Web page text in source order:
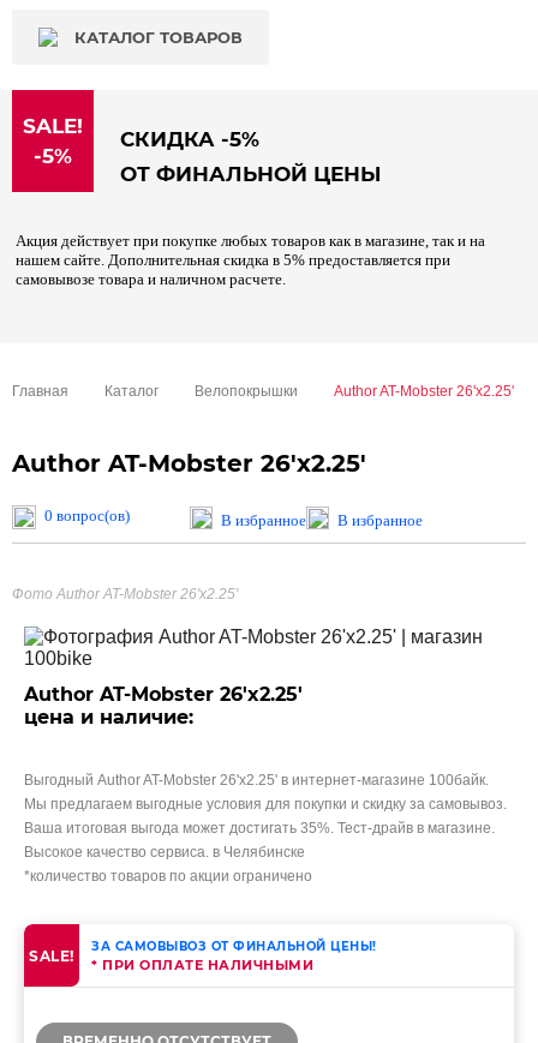
КАТАЛОГ ТОВАРОВ
SALE!
-5%
СКИДКА -5%
ОТ ФИНАЛЬНОЙ ЦЕНЫ
Акция действует при покупке любых товаров как в магазине, так и на
нашем сайте. Дополнительная скидка в 5% предоставляется при
самовывозе товара и наличном расчете.
Главная Каталог Велопокрышки Author AT-Mobster 26'x2.25'
Author AT-Mobster 26'x2.25'
0 вопрос(ов) В избранное В избранное
Фото Author AT-Mobster 26'x2.25'
Author AT-Mobster 26'x2.25'
цена и наличие:
Выгодный Author AT-Mobster 26'x2.25' в интернет-магазине 100байк.
Мы предлагаем выгодные условия для покупки и скидку за самовывоз.
Ваша итоговая выгода может достигать 35%. Тест-драйв в магазине.
Высокое качество сервиса. в Челябинске
*количество товаров по акции ограничено
SALE! ЗА САМОВЫВОЗ ОТ ФИНАЛЬНОЙ ЦЕНЫ!
* ПРИ ОПЛАТЕ НАЛИЧНЫМИ